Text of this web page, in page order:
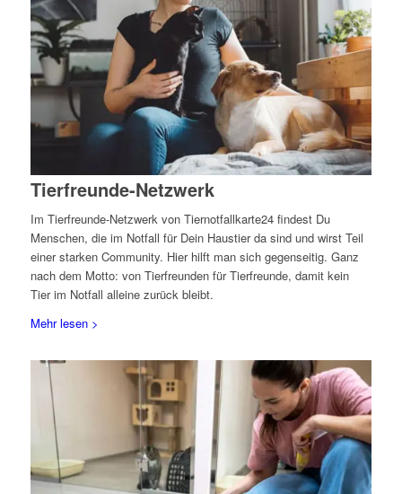
Tierfreunde-Netzwerk
Im Tierfreunde-Netzwerk von Tiernotfallkarte24 findest Du
Menschen, die im Notfall für Dein Haustier da sind und wirst Teil
einer starken Community. Hier hilft man sich gegenseitig. Ganz
nach dem Motto: von Tierfreunden für Tierfreunde, damit kein
Tier im Notfall alleine zurück bleibt.
Mehr lesen >